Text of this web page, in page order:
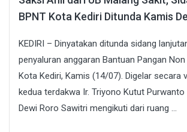
BPNT Kota Kediri Ditunda Kamis
KEDIRI – Dinyatakan ditunda sidang
penyaluran anggaran Bantuan Pangan Non
Kota Kediri, Kamis (14/07). Digelar secara
kedua terdakwa Ir. Triyono Kutut Purwanto
Dewi Roro Sawitri mengikuti dari ruang ...